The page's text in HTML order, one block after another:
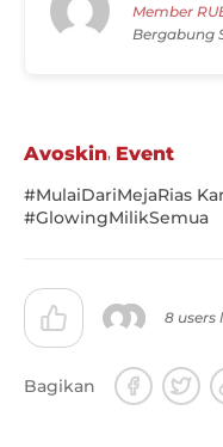
Member
Bergabung
Avoskin, Event
#MulaiDariMejaRias
#GlowingMilikSemua
8 users
Bagikan